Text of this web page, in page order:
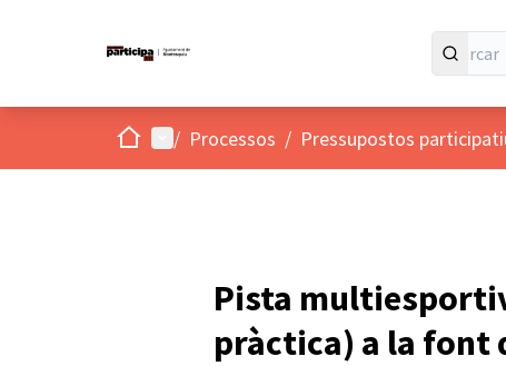
Inici Menú principal
/ Processos / Pressupostos
Pista
pràctica) a la font